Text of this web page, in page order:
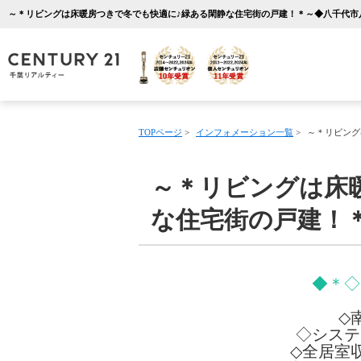
TOPページ > インフォメーション一覧 > ～＊リビン
～＊リビングは床
な住宅街の戸建
◆＊◇
◇
◇システ
◇全居室